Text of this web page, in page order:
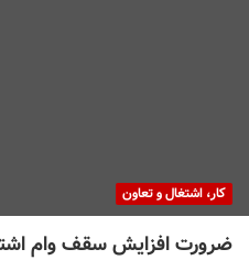
کار، اشتغال و تعاون